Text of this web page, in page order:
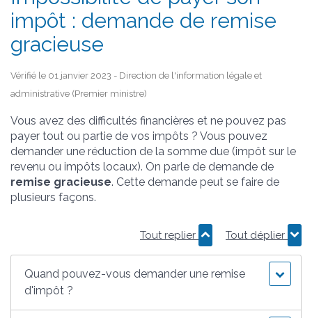
impôt : demande de remise
gracieuse
Vérifié le 01 janvier 2023 - Direction de l'information légale et
administrative (Premier ministre)
Vous avez des difficultés financières et ne pouvez pas
payer tout ou partie de vos impôts ? Vous pouvez
demander une réduction de la somme due (impôt sur le
revenu ou impôts locaux). On parle de demande de
remise gracieuse. Cette demande peut se faire de
plusieurs façons.
Tout replier Tout déplier
Quand pouvez-vous demander une remise
d'impôt ?